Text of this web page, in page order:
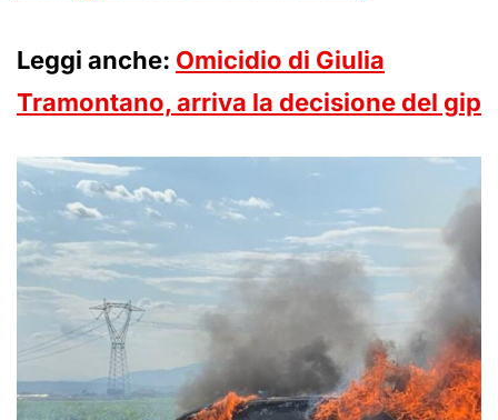
Leggi anche: Omicidio di Giulia
Tramontano, arriva la decisione del gip